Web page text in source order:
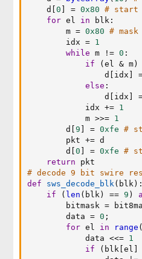
    d
[0 = 0x80
# start
for el in blk :
        m
= 0x80
#
        idx
= 1
while m != 0 :
if
(el & m )
                d
idx
else :
                d
idx
            idx
+= 1
            m
>>= 1
        d
[9 = 0xfe
#
        pkt
+= d
        d
[0 = 0xfe
#
return
# decode 9 bit swire
def
sws_decode_blk( blk ) :
if
( len ( blk ) == 9 )
        bitmask
=
        data
= 0 ;
for el in range
            data
<<= 1
if
( blk [el